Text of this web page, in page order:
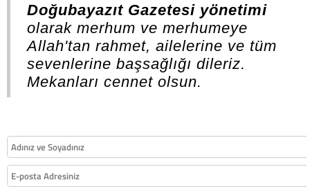
Doğubayazıt Gazetesi yönetimi
olarak merhum ve merhumeye
Allah'tan rahmet, ailelerine ve tüm
sevenlerine başsağlığı dileriz.
Mekanları cennet olsun.